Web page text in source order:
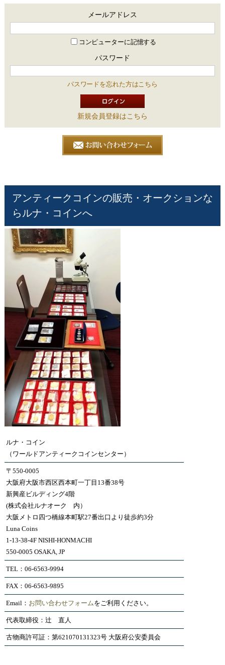
メールアドレス
コンピューターに記憶する
パスワード
パスワードを忘れた方はこちら
新規会員登録はこちら
アンティークコインの販売・オークションな
らルナ・コインへ
ルナ・コイン
（ワールドアンティークコインセンター）
〒550-0005
大阪府大阪市西区西本町一丁目13番38号
新興産ビルディング4階
(株式会社ルナオーク 内）
大阪メトロ四つ橋線本町駅27番出口より徒歩約3分
Luna Coins
1-13-38-4F NISHI-HONMACHI
550-0005 OSAKA, JP
TEL：06-6563-9994
FAX：06-6563-9895
Email： お問い合わせフォームをご利用ください。
代表取締役：辻 直人
古物商許可証：第621070131323号 大阪府公安委員会